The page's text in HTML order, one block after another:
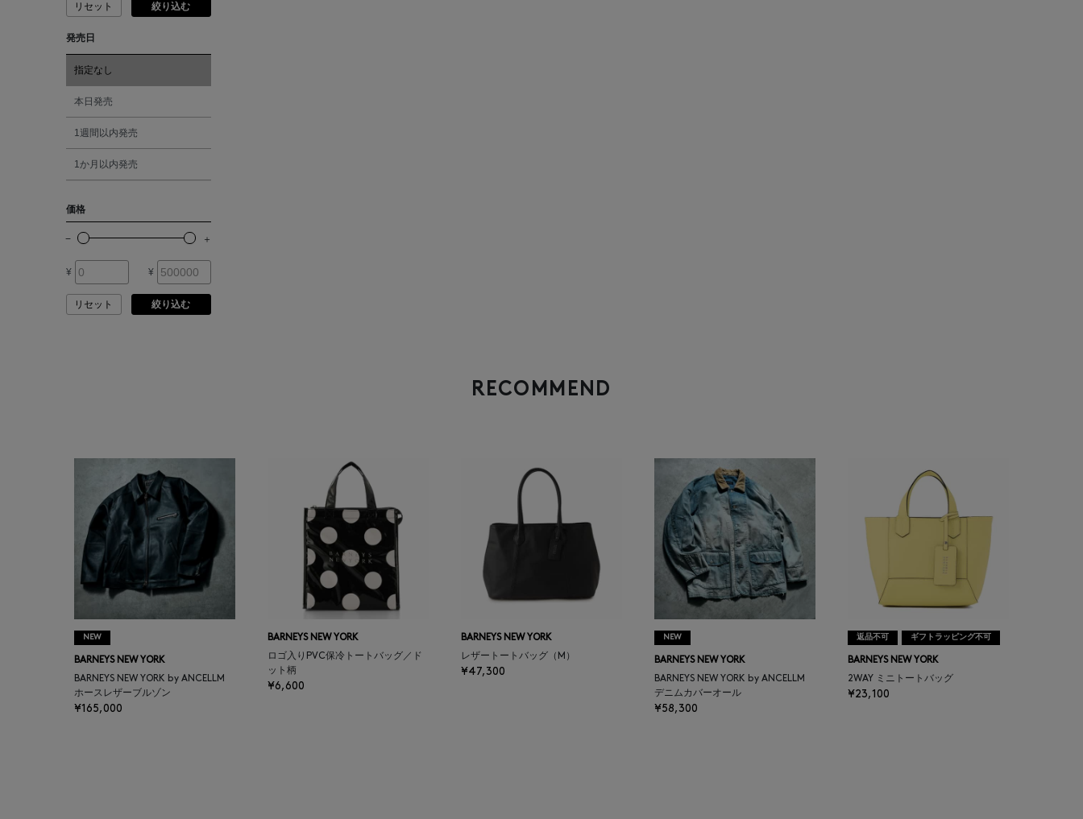
ATELIER AMBOISE
FIRENZE
AURALEE
BALENCIAGA
BARBA
BARNEYS NEW YORK
BASERANGE
BE.ABLE
ピンク
レッド
オレンジ
シルバー
リセット 絞り込む
発売日
指定なし
本日発売
1週間以内発売
1か月以内発売
価格
¥ ¥
リセット 絞り込む
RECOMMEND
NEW
BARNEYS NEW YORK
BARNEYS NEW YORK by ANCELLM
ホースレザーブルゾン
¥165,000
BARNEYS NEW YORK
ロゴ入りPVC保冷トートバッグ／ド
ット柄
¥6,600
BARNEYS NEW YORK
レザートートバッグ（M）
¥47,300
NEW
BARNEYS NEW YORK
BARNEYS NEW YORK by ANCELLM
デニムカバーオール
¥58,300
返品不可 ギフトラッピング不可
BARNEYS NEW YORK
2WAY ミニトートバッグ
¥23,100